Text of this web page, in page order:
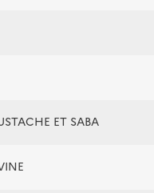
ET SABA